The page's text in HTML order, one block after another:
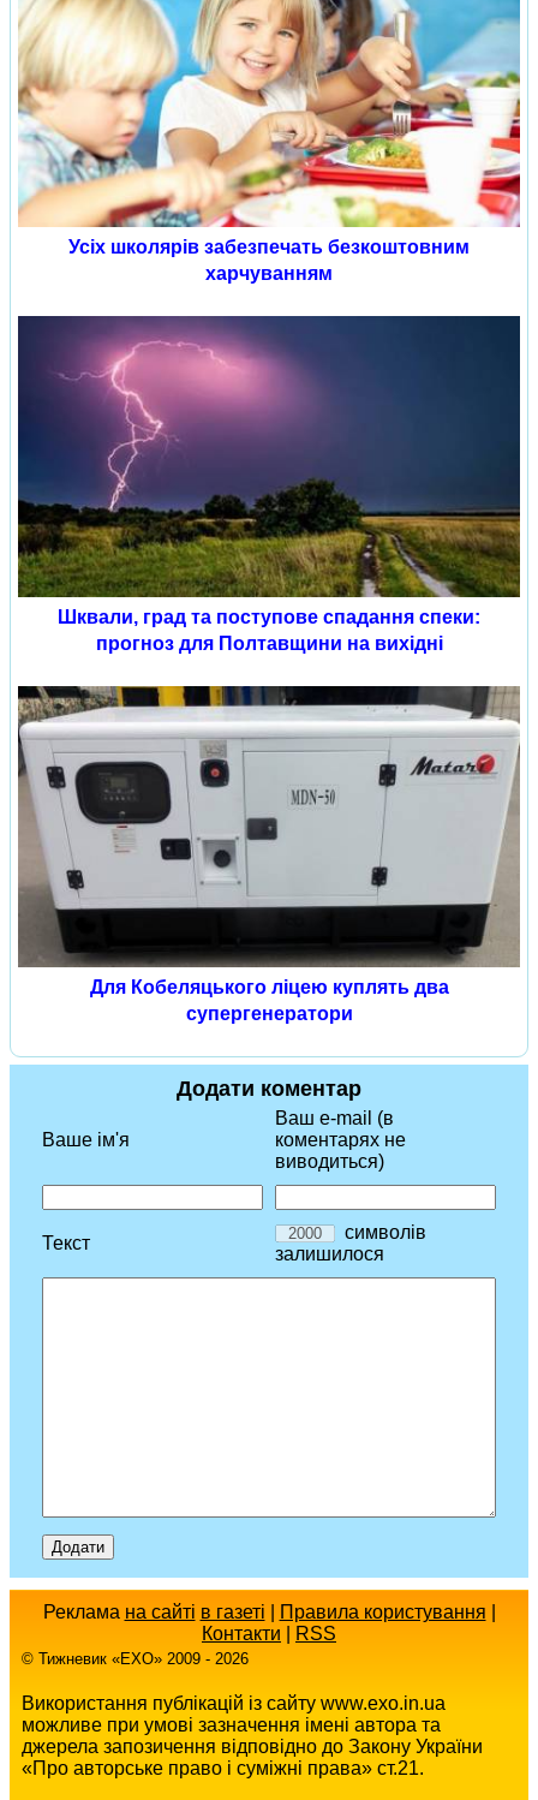
Усіх школярів забезпечать безкоштовним
харчуванням
Шквали, град та поступове спадання спеки:
прогноз для Полтавщини на вихідні
Для Кобеляцького ліцею куплять два
супергенератори
Додати коментар
Ваше ім'я
Ваш e-mail (в
коментарях не
виводиться)
Текст
символів
залишилося
Реклама на сайті в газеті Правила користування
Контакти
RSS
© Тижневик «EХO» 2009 - 2026
Використання публікацій із сайту www.exo.in.ua
можливе при умові зазначення імені автора та
джерела запозичення відповідно до Закону України
«Про авторське право і суміжні права» ст.21.